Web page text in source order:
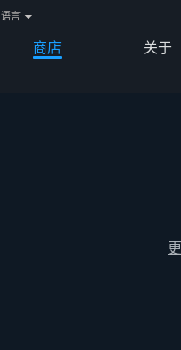
商店 关于
语言